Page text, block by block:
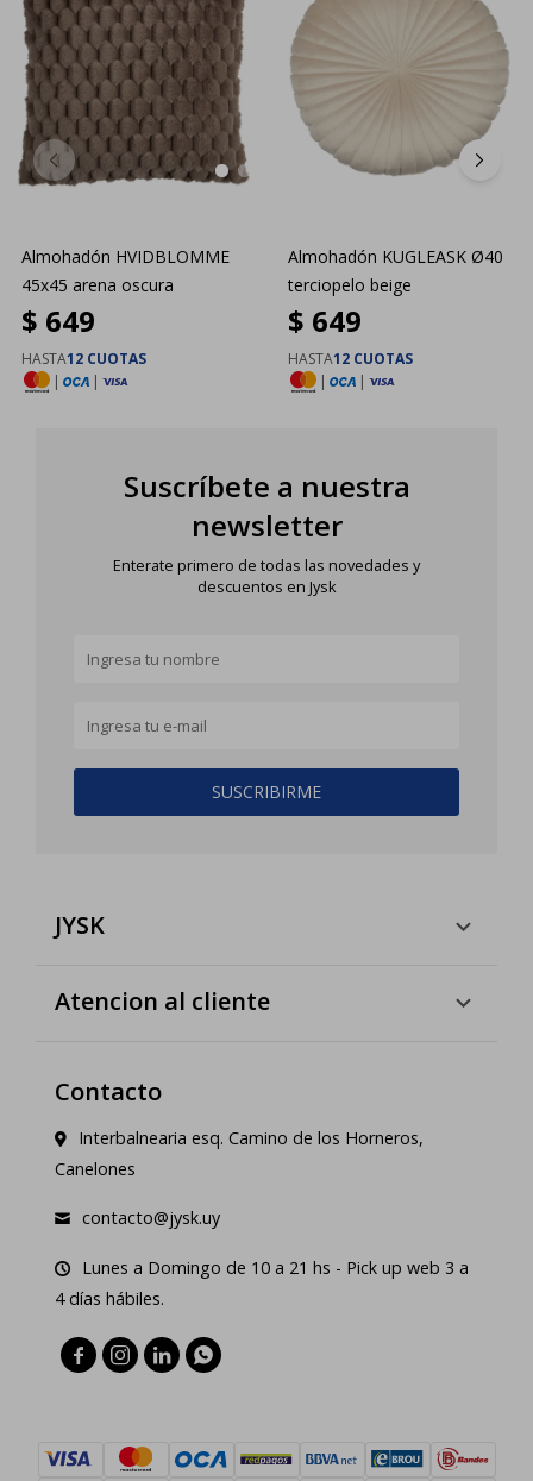
Almohadón HVIDBLOMME
45x45 arena oscura
$ 649
HASTA12 CUOTAS
|
|
Almohadón KUGLEASK Ø40
terciopelo beige
$ 649
HASTA12 CUOTAS
|
|
Suscríbete a nuestra
newsletter
Enterate primero de todas las novedades y
descuentos en Jysk
SUSCRIBIRME
JYSK
Atencion al cliente
Contacto
Interbalnearia esq. Camino de los Horneros,
Canelones
contacto@jysk.uy
Lunes a Domingo de 10 a 21 hs - Pick up web 3 a
4 días hábiles.
   